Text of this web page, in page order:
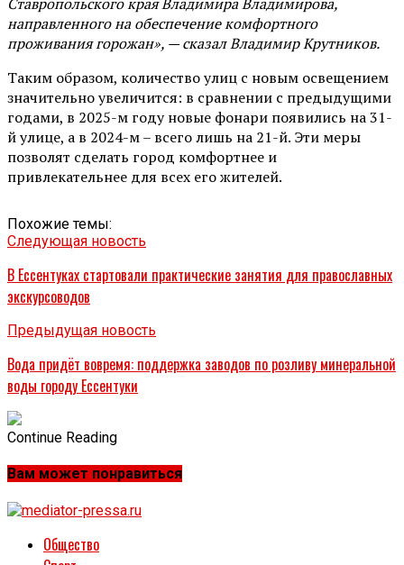
направленного на обеспечение комфортного
проживания горожан», — сказал Владимир Крутников.
Таким образом, количество улиц с новым освещением
значительно увеличится: в сравнении с предыдущими
годами, в 2025-м году новые фонари появились на 31-
й улице, а в 2024-м – всего лишь на 21-й. Эти меры
позволят сделать город комфортнее и
привлекательнее для всех его жителей.
Похожие темы:
Следующая новость
В Ессентуках стартовали практические занятия для православных
экскурсоводов
Предыдущая новость
Вода придёт вовремя: поддержка заводов по розливу минеральной
воды городу Ессентуки
Continue Reading
Вам может понравиться
Общество